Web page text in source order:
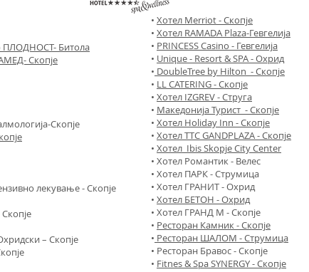
ПЛОДНОСТ- Битола
Скопје
Скопје
лекување - Скопје
– Скопје
• Хотел Merriot - Скопје
• Хотел RAMADA Plaza-Гевгелија
• PRINCESS Casino - Гевгелија
• Unique - Resort & SPA - Охрид
• DoubleTree by Hilton - Скопје
• LL CATERING - Скопје
• Хотел IZGREV - Струга
• Македонија Турист - Скопје
• Хотел Holiday Inn - Скопје
• Хотел TTC GANDPLAZA - Скопје
• Хотел Ibis Skopje City Center
• Хотел Романтик - Велес
• Хотел ПАРК - Струмица
• Хотел ГРАНИТ - Охрид
• Хотел БЕТОН - Охрид
• Хотел ГРАНД М - Скопје
• Ресторан Камник - Скопје​
• Ресторан ШАЛОМ - Струмица
• Ресторан Бравос - Скопје
• Fitnes & Spa SYNERGY - Скопје